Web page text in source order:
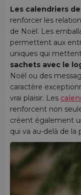
Les calendriers
renforcer les
de Noël. Les
permettent aux
uniques qui
sachets avec le
Noël ou des
caractère
vrai plaisir. Les
renforcent non
créent également
qui va au-delà de la